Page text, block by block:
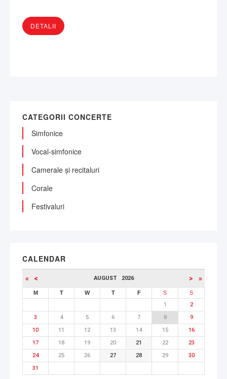
DETALII
CATEGORII CONCERTE
Simfonice
Vocal-simfonice
Camerale și recitaluri
Corale
Festivaluri
CALENDAR
« < AUGUST 2026 > »
M T W T F S S
1
2
3
4 5 6 7 8
9
10
11 12 13 14 15
16
17
18 19 20 21 22
23
24
25 26 27 28 29
30
31